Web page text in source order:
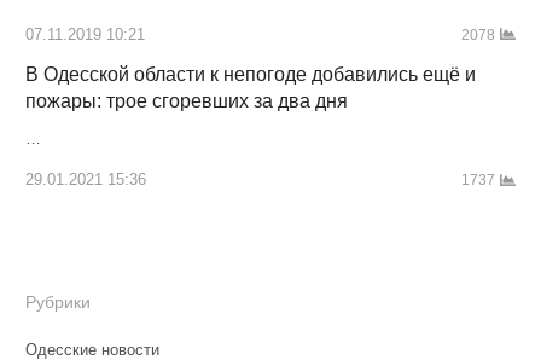
07.11.2019 10:21 2078
В Одесской области к непогоде добавились ещё и
пожары: трое сгоревших за два дня
…
29.01.2021 15:36 1737
Рубрики
Одесские новости